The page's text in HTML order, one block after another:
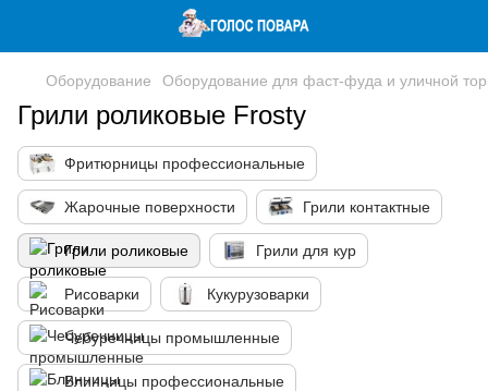
Оборудование Оборудование для фаст-фуда и уличной
Грили роликовые Frosty
Фритюрницы профессиональные
Жарочные поверхности Грили контактные
Грили роликовые Грили для кур
Рисоварки Кукурузоварки
Чебуречницы промышленные
Блинницы профессиональные